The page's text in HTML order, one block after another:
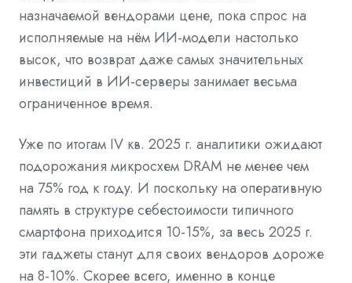
назначаемой вендорами цене, пока спрос на
исполняемые на нём ИИ-модели настолько
высок, что возврат даже самых значительных
инвестиций в ИИ-серверы занимает весьма
ограниченное время.
Уже по итогам IV кв. 2025 г. аналитики ожидают
подорожания микросхем DRAM не менее чем
на 75% год к году. И поскольку на оперативную
память в структуре себестоимости типичного
смартфона приходится 10-15%, за весь 2025 г.
эти гаджеты станут для своих вендоров дороже
на 8-10%. Скорее всего, именно в конце